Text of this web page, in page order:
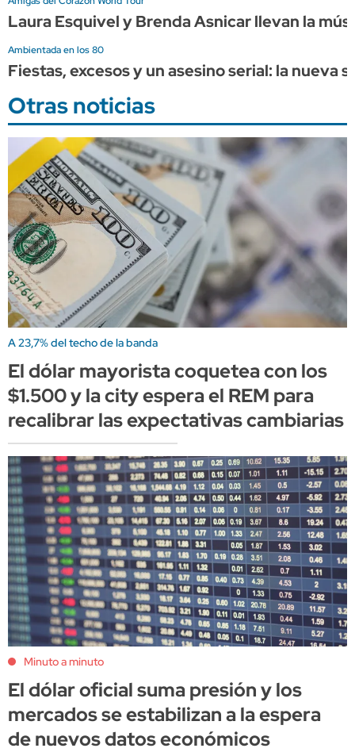
Laura Esquivel y Brenda Asnicar llevan la
Ambientada en los 80
Fiestas, excesos y un asesino serial: la
Otras noticias
A 23,7% del techo de la banda
El dólar mayorista coquetea con los
$1.500 y la city espera el REM para
recalibrar las expectativas cambiarias
Minuto a minuto
El dólar oficial suma presión y los
mercados se estabilizan a la espera
de nuevos datos económicos